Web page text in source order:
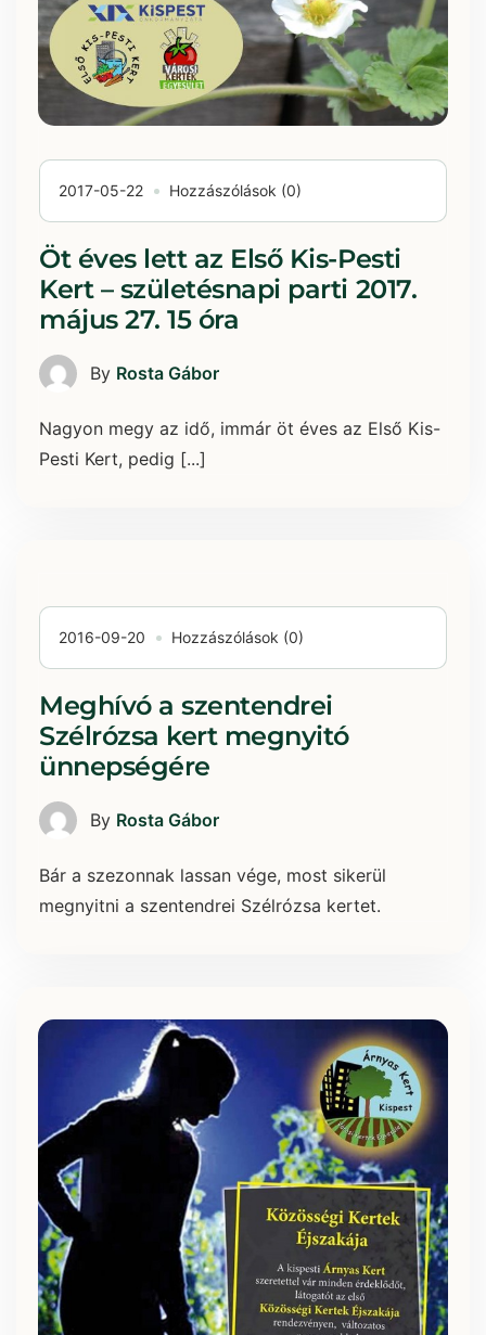
2017-05-22 Hozzászólások (0)
Öt éves lett az Első Kis-Pesti
Kert – születésnapi parti 2017.
május 27. 15 óra
By Rosta Gábor
Nagyon megy az idő, immár öt éves az Első Kis-
Pesti Kert, pedig [...]
2016-09-20 Hozzászólások (0)
Meghívó a szentendrei
Szélrózsa kert megnyitó
ünnepségére
By Rosta Gábor
Bár a szezonnak lassan vége, most sikerül
megnyitni a szentendrei Szélrózsa kertet.